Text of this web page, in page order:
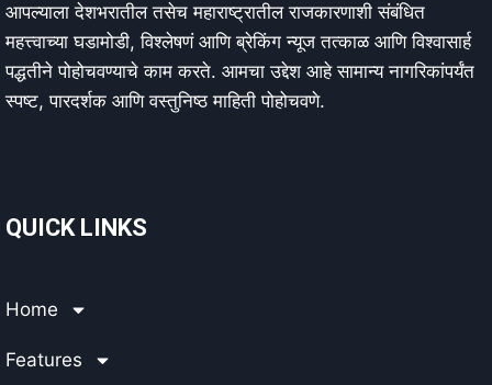
आपल्याला देशभरातील तसेच महाराष्ट्रातील राजकारणाशी संबंधित
महत्त्वाच्या घडामोडी, विश्लेषणं आणि ब्रेकिंग न्यूज तत्काळ आणि विश्वासार्ह
पद्धतीने पोहोचवण्याचे काम करते. आमचा उद्देश आहे सामान्य नागरिकांपर्यंत
स्पष्ट, पारदर्शक आणि वस्तुनिष्ठ माहिती पोहोचवणे.
QUICK LINKS
Home
Features